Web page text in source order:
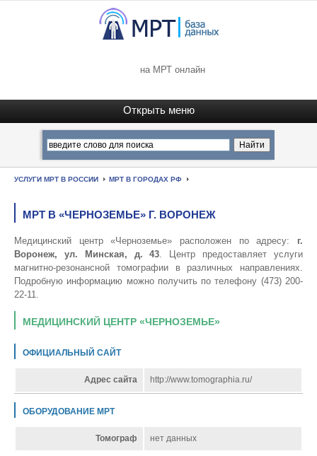
на МРТ онлайн
УСЛУГИ МРТ В РОССИИ МРТ В ГОРОДАХ РФ
МРТ В «ЧЕРНОЗЕМЬЕ» Г. ВОРОНЕЖ
Медицинский центр «Черноземье» расположен по адресу: г.
Воронеж, ул. Минская, д. 43 . Центр предоставляет услуги
магнитно-резонансной томографии в различных направлениях.
Подробную информацию можно получить по телефону (473) 200-
22-11.
МЕДИЦИНСКИЙ ЦЕНТР «ЧЕРНОЗЕМЬЕ»
ОФИЦИАЛЬНЫЙ САЙТ
Адрес сайта http://www.tomographia.ru/
ОБОРУДОВАНИЕ МРТ
Томограф нет данных